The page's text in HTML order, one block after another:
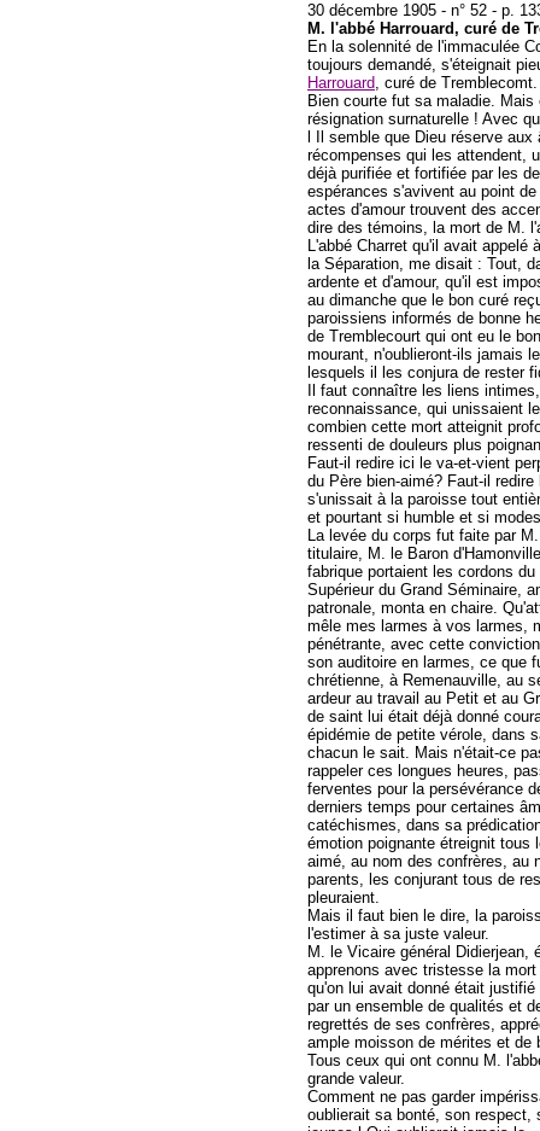
30 décembre 1905 - n° 52 - p.
M. l'abbé Harrouard, curé de
En la solennité de l'immaculée
toujours demandé, s'éteignait
Harrouard, curé de
Bien courte fut sa maladie.
résignation surnaturelle ! Avec
l Il semble que Dieu réserve
récompenses qui les attendent,
déjà purifiée et fortifiée par les
espérances s'avivent au point
actes d'amour trouvent des
dire des témoins, la mort de M.
L'abbé Charret qu'il avait appelé
la Séparation, me disait : Tout,
ardente et d'amour, qu'il est
au dimanche que le bon curé
paroissiens informés de bonne
de Tremblecourt qui ont eu le
mourant, n'oublieront-ils jamais
lesquels il les conjura de rester
Il faut connaître les liens
reconnaissance, qui unissaient
combien cette mort atteignit
ressenti de douleurs plus
Faut-il redire ici le va-et-vient
du Père bien-aimé? Faut-il
s'unissait à la paroisse tout
et pourtant si humble et si
La levée du corps fut faite par
titulaire, M. le Baron
fabrique portaient les cordons
Supérieur du Grand Séminaire,
patronale, monta en chaire.
mêle mes larmes à vos larmes,
pénétrante, avec cette
son auditoire en larmes, ce que
chrétienne, à Remenauville, au
ardeur au travail au Petit et au
de saint lui était déjà donné
épidémie de petite vérole, dans
chacun le sait. Mais n'était-ce
rappeler ces longues heures,
ferventes pour la persévérance
derniers temps pour certaines
catéchismes, dans sa
émotion poignante étreignit tous
aimé, au nom des confrères, au
parents, les conjurant tous de
pleuraient.
Mais il faut bien le dire, la
l'estimer à sa juste valeur.
M. le Vicaire général
apprenons avec tristesse la
qu'on lui avait donné était
par un ensemble de qualités et
regrettés de ses confrères,
ample moisson de mérites et de
Tous ceux qui ont connu M.
grande valeur.
Comment ne pas garder
oublierait sa bonté, son respect,